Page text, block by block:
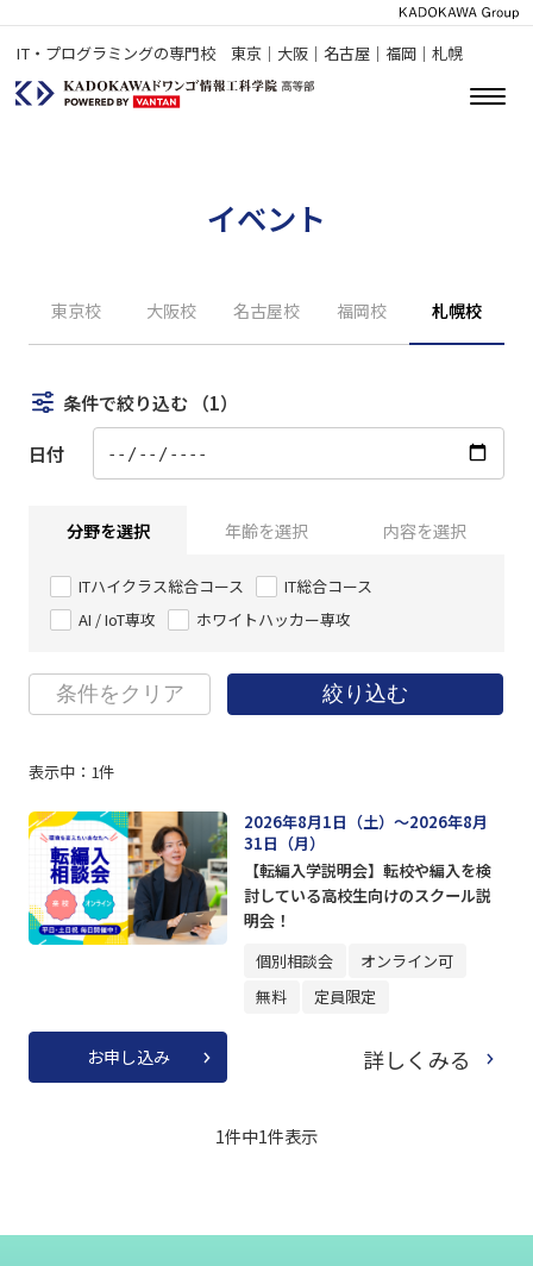
IT・プログラミングの専門校 東京｜大阪｜名古屋｜福岡｜札幌
イベント
東京校 大阪校 名古屋校 福岡校 札幌校
条件で絞り込む （1）
日付
分野を選択 年齢を選択 内容を選択
ITハイクラス総合コース
IT総合コース
AI / IoT専攻
ホワイトハッカー専攻
条件をクリア 絞り込む
表示中： 1件
2026年8月1日（土）～2026年8月
31日（月）
【転編入学説明会】転校や編入を検
討している高校生向けのスクール説
明会！
個別相談会
オンライン可
無料
定員限定
お申し込み 詳しくみる
1件中1件表示